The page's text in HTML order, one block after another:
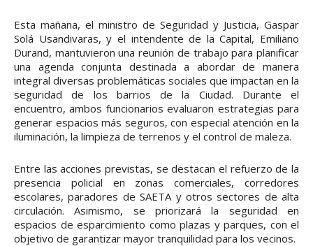
Esta mañana, el ministro de Seguridad y Justicia, Gaspar
Solá Usandivaras, y el intendente de la Capital, Emiliano
Durand, mantuvieron una reunión de trabajo para planificar
una agenda conjunta destinada a abordar de manera
integral diversas problemáticas sociales que impactan en la
seguridad de los barrios de la Ciudad. Durante el
encuentro, ambos funcionarios evaluaron estrategias para
generar espacios más seguros, con especial atención en la
iluminación, la limpieza de terrenos y el control de maleza.
Entre las acciones previstas, se destacan el refuerzo de la
presencia policial en zonas comerciales, corredores
escolares, paradores de SAETA y otros sectores de alta
circulación. Asimismo, se priorizará la seguridad en
espacios de esparcimiento como plazas y parques, con el
objetivo de garantizar mayor tranquilidad para los vecinos.